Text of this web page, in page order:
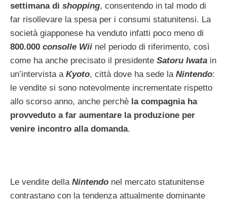
settimana di shopping, consentendo in tal modo di
far risollevare la spesa per i consumi statunitensi. La
società giapponese ha venduto infatti poco meno di
800.000 consolle Wii nel periodo di riferimento, così
come ha anche precisato il presidente Satoru Iwata in
un’intervista a Kyoto, città dove ha sede la Nintendo:
le vendite si sono notevolmente incrementate rispetto
allo scorso anno, anche perchè la compagnia ha
provveduto a far aumentare la produzione per
venire incontro alla domanda.
Le vendite della Nintendo nel mercato statunitense
contrastano con la tendenza attualmente dominante